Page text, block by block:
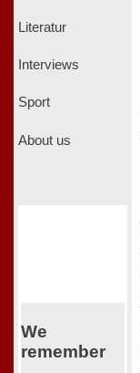
Literatur
Interviews
Sport
About us
We
remember